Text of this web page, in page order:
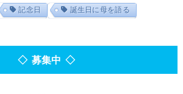
記念日 誕生日に母を語る
◇ 募集中 ◇